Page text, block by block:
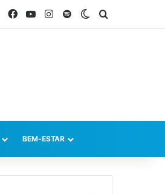
FacebookYouTubeInstagram
SpotifySwitch skin
BEM-ESTAR